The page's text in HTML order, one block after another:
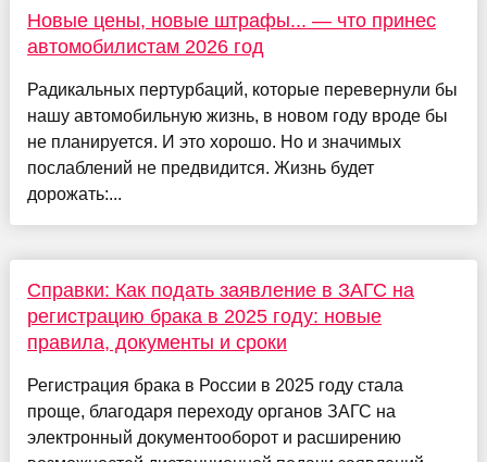
Новые цены, новые штрафы... — что принес
автомобилистам 2026 год
Радикальных пертурбаций, которые перевернули бы
нашу автомобильную жизнь, в новом году вроде бы
не планируется. И это хорошо. Но и значимых
послаблений не предвидится. Жизнь будет
дорожать:...
Справки: Как подать заявление в ЗАГС на
регистрацию брака в 2025 году: новые
правила, документы и сроки
Регистрация брака в России в 2025 году стала
проще, благодаря переходу органов ЗАГС на
электронный документооборот и расширению